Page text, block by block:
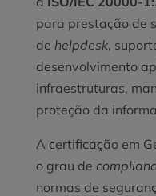
para prestação de
de helpdesk,
desenvolvimento
infraestruturas,
proteção da
A certificação em
o grau de
normas de